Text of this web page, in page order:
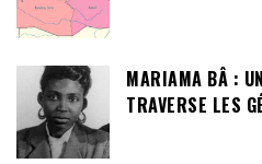
MARIAMA BÂ :
TRAVERSE LES